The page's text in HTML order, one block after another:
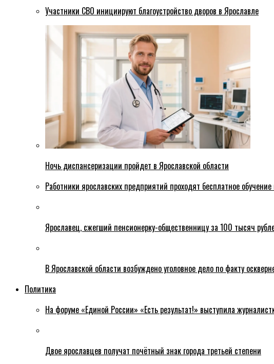
Участники СВО инициируют благоустройство дворов в Ярославле
Ночь диспансеризации пройдет в Ярославской области
Работники ярославских предприятий проходят бесплатное
Ярославец, сжегший пенсионерку-общественницу за 100 тысяч
В Ярославской области возбуждено уголовное дело по факту
Политика
На форуме «Единой России» «Есть результат!» выступила
Двое ярославцев получат почётный знак города третьей степени